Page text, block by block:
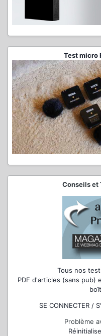
Test micro
Conseils et
Tous nos
PDF d'articles (sans pub)
SE CONNECTER /
Problème